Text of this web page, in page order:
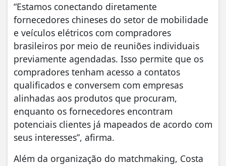
“Estamos conectando diretamente
fornecedores chineses do setor de mobilidade
e veículos elétricos com compradores
brasileiros por meio de reuniões individuais
previamente agendadas. Isso permite que os
compradores tenham acesso a contatos
qualificados e conversem com empresas
alinhadas aos produtos que procuram,
enquanto os fornecedores encontram
potenciais clientes já mapeados de acordo com
seus interesses”, afirma.
Além da organização do matchmaking, Costa